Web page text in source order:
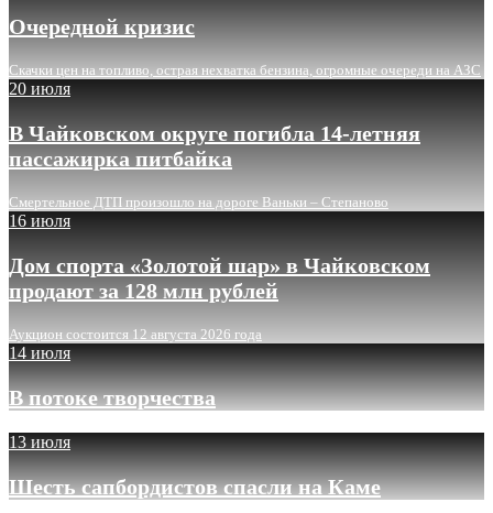
Очередной кризис
Скачки цен на топливо, острая нехватка бензина, огромные очереди на АЗС
20 июля
В Чайковском округе погибла 14-летняя
пассажирка питбайка
Смертельное ДТП произошло на дороге Ваньки – Степаново
16 июля
Дом спорта «Золотой шар» в Чайковском
продают за 128 млн рублей
Аукцион состоится 12 августа 2026 года
14 июля
В потоке творчества
13 июля
Шесть сапбордистов спасли на Каме